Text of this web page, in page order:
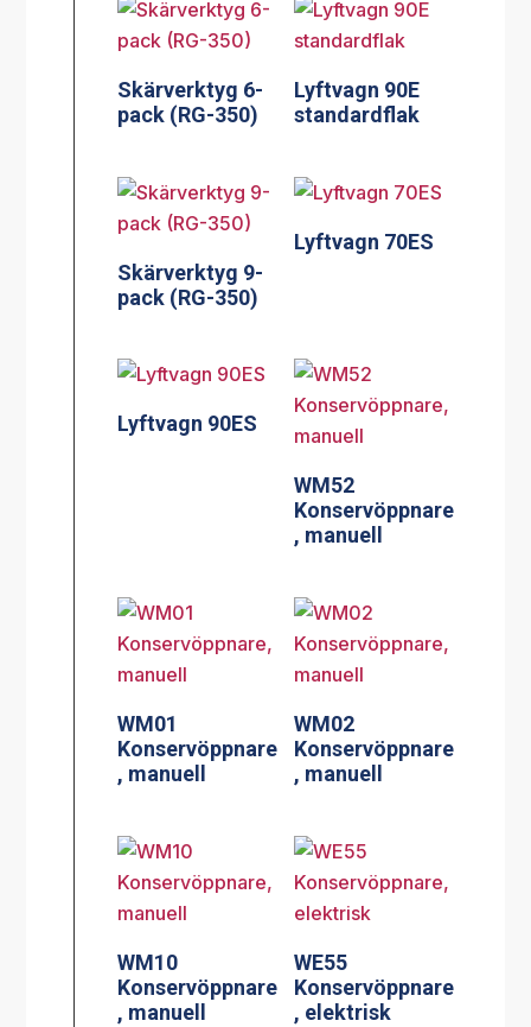
Skärverktyg 6-
pack (RG-350)
Lyftvagn 90E
standardflak
Skärverktyg 9-
pack (RG-350)
Lyftvagn 70ES
Lyftvagn 90ES
WM52
Konservöppnare
, manuell
WM01
Konservöppnare
, manuell
WM02
Konservöppnare
, manuell
WM10
Konservöppnare
, manuell
WE55
Konservöppnare
, elektrisk